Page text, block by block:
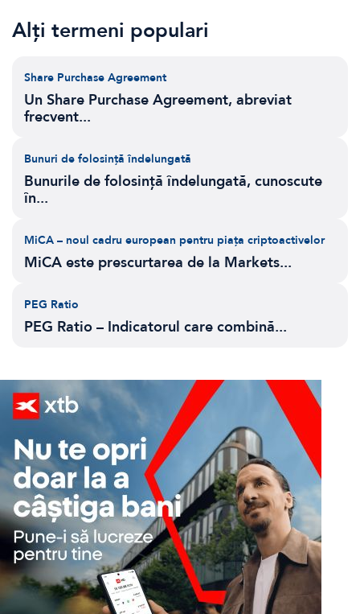
Alți termeni populari
Share Purchase Agreement
Un Share Purchase Agreement, abreviat
frecvent...
Bunuri de folosință îndelungată
Bunurile de folosință îndelungată, cunoscute
în...
MiCA – noul cadru european pentru piața criptoactivelor
MiCA este prescurtarea de la Markets...
PEG Ratio
PEG Ratio – Indicatorul care combină...